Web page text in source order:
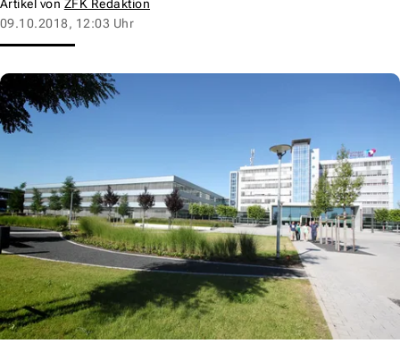
Artikel von ZFK Redaktion
09.10.2018, 12:03 Uhr